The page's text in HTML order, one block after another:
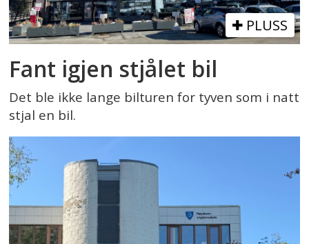
PLUSS
Fant igjen stjålet bil
Det ble ikke lange bilturen for tyven som i natt
stjal en bil.